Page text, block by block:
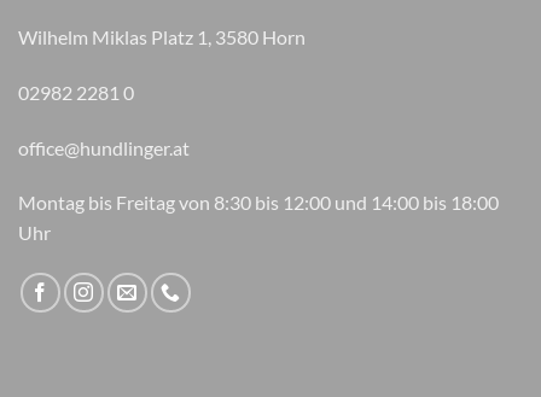
Wilhelm Miklas Platz 1, 3580 Horn
02982 2281 0
office@hundlinger.at
Montag bis Freitag von 8:30 bis 12:00 und 14:00 bis 18:00
Uhr